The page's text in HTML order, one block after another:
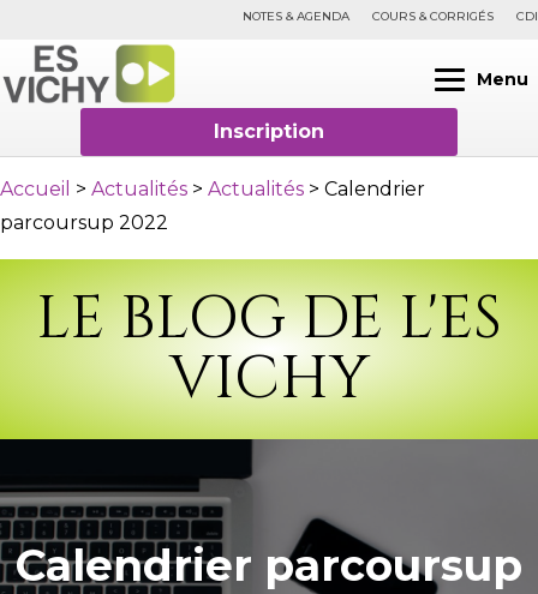
NOTES & AGENDA COURS & CORRIGÉS CDI
Menu
Inscription
Accueil > Actualités > Actualités > Calendrier
parcoursup 2022
LE BLOG DE L'ES
VICHY
Calendrier parcoursup